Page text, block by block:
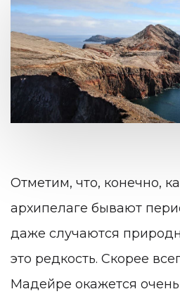
Отметим, что, конечно,
архипелаге бывают
даже случаются
это редкость. Скорее
Мадейре окажется